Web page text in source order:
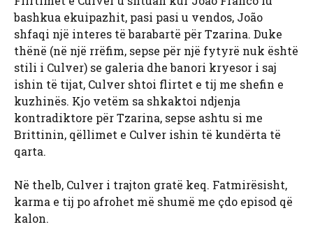
bashkua ekuipazhit, pasi pasi u vendos, João
shfaqi një interes të barabartë për Tzarina. Duke
thënë (në një rrëfim, sepse për një fytyrë nuk është
stili i Culver) se galeria dhe banori kryesor i saj
ishin të tijat, Culver shtoi flirtet e tij me shefin e
kuzhinës. Kjo vetëm sa shkaktoi ndjenja
kontradiktore për Tzarina, sepse ashtu si me
Brittinin, qëllimet e Culver ishin të kundërta të
qarta.
Në thelb, Culver i trajton gratë keq. Fatmirësisht,
karma e tij po afrohet më shumë me çdo episod që
kalon.